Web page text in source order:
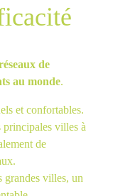
de
au monde.
et confortables.
principales villes à
de
grandes villes, un